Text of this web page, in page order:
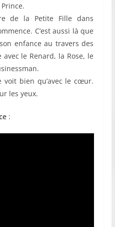
de la Petite Fille dans
C’est aussi là que
enfance au travers des
le Renard, la Rose, le
voit bien qu’avec le cœur.
les yeux.
: